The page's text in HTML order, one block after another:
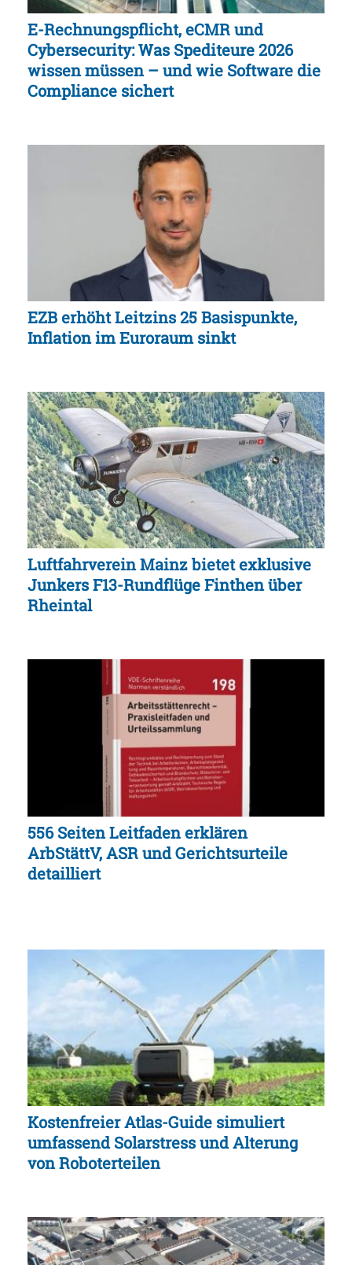
E-Rechnungspflicht, eCMR und
Cybersecurity: Was Spediteure 2026
wissen müssen – und wie Software die
Compliance sichert
EZB erhöht Leitzins 25 Basispunkte,
Inflation im Euroraum sinkt
Luftfahrverein Mainz bietet exklusive
Junkers F13-Rundflüge Finthen über
Rheintal
556 Seiten Leitfaden erklären
ArbStättV, ASR und Gerichtsurteile
detailliert
Kostenfreier Atlas-Guide simuliert
umfassend Solarstress und Alterung
von Roboterteilen